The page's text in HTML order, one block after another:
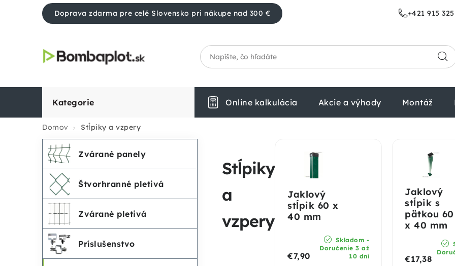
Doprava zdarma pre celé Slovensko pri nákupe nad 300 € +421 915
Kategorie Online kalkulácia Akcie a výhody Montáž
Domov Stĺpiky a vzpery
B
o
č
n
ý
Preskočiť
kategórie
K
a
g
Zvárané panely
Štvorhranné pletivá
Zvárané pletivá
Príslušenstvo
Stĺpiky
a
vzpery
V
ý
p
i
s
Jaklový
stĺpik 60 x
40 mm
Skladom -
Doručenie 3 až
10 dní
€7,90
Jaklový
stĺpik s
pätkou 60
x 40 mm
€17,38